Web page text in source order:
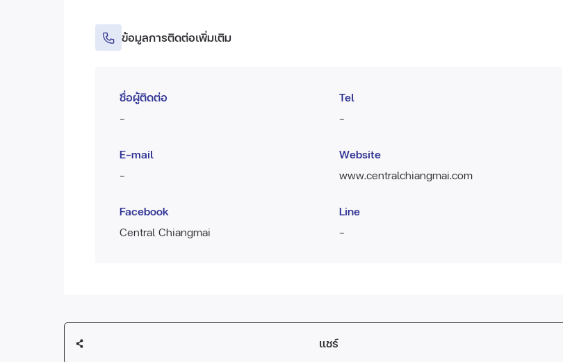
ข้อมูลการติดต่อเพิ่มเติม
ชื่อผู้ติดต่อ
-
Tel
-
E-mail
-
Website
www.centralchiangmai.com
Facebook
Central Chiangmai
Line
-
แชร์